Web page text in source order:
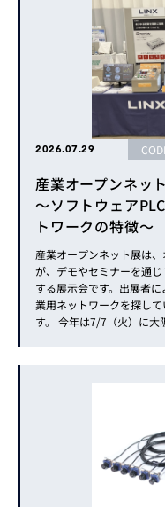
2026.07.29
産業オープンネッ
～ソフトウェア
トワークの特徴～
産業オープンネット展は
が、デモやセミナーを通
する展示会です。出展者
業用ネットワークを探し
す。 今年は7/7（火）に